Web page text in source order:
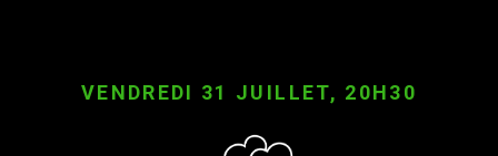
VENDREDI 31 JUILLET, 20H30